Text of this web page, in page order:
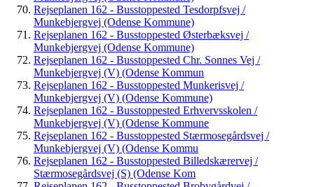
Rejseplanen 162 - Busstoppested Tesdorpfsvej /
Munkebjergvej (Odense Kommune)
Rejseplanen 162 - Busstoppested Østerbæksvej /
Munkebjergvej (Odense Kommune)
Rejseplanen 162 - Busstoppested Chr. Sonnes Vej /
Munkebjergvej (V) (Odense Kommun
Rejseplanen 162 - Busstoppested Munkerisvej /
Munkebjergvej (V) (Odense Kommune)
Rejseplanen 162 - Busstoppested Erhvervsskolen /
Munkebjergvej (V) (Odense Kommune
Rejseplanen 162 - Busstoppested Stærmosegårdsvej /
Munkebjergvej (V) (Odense Kommu
Rejseplanen 162 - Busstoppested Billedskærervej /
Stærmosegårdsvej (S) (Odense Kom